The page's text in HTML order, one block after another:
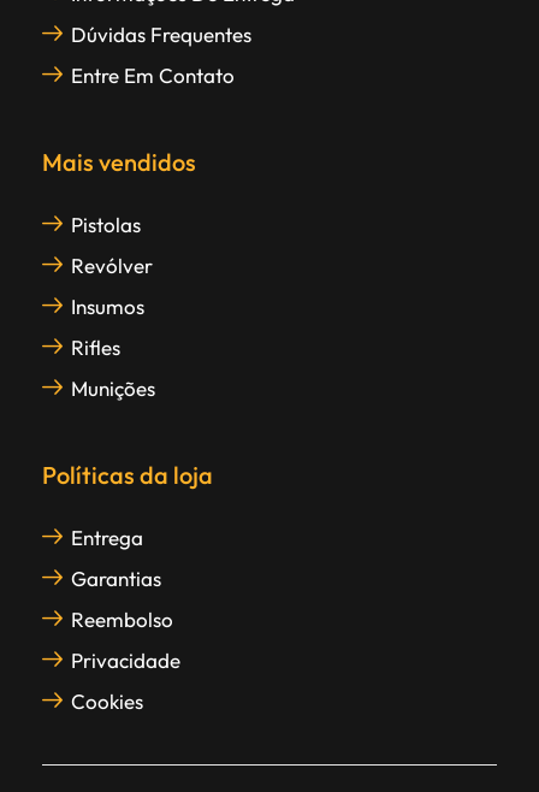
Dúvidas Frequentes
Entre Em Contato
Mais vendidos
Pistolas
Revólver
Insumos
Rifles
Munições
Políticas da loja
Entrega
Garantias
Reembolso
Privacidade
Cookies